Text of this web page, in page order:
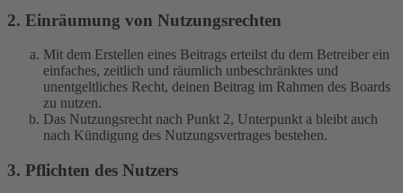
2. Einräumung von Nutzungsrechten
Mit dem Erstellen eines Beitrags erteilst du dem Betreiber ein
einfaches, zeitlich und räumlich unbeschränktes und
unentgeltliches Recht, deinen Beitrag im Rahmen des Boards
zu nutzen.
Das Nutzungsrecht nach Punkt 2, Unterpunkt a bleibt auch
nach Kündigung des Nutzungsvertrages bestehen.
3. Pflichten des Nutzers